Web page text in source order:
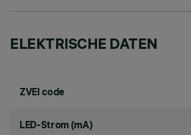
ELEKTRISCHE DATEN
ZVEI code
LED-Strom (mA)